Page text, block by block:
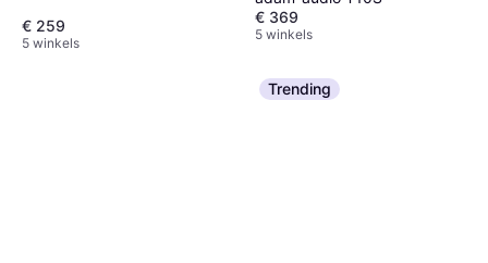
€ 259
5 winkels
€ 369
5 winkels
Trending